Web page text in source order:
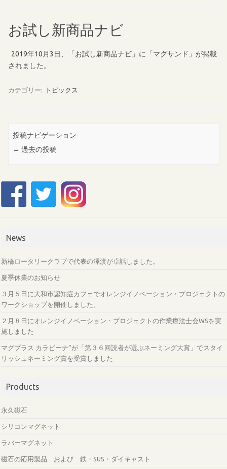
お試し新商品ナビ
2019年10月3日、「お試し新商品ナビ」に「マグサンド」が掲載
されました。
カテゴリー: トピックス
投稿ナビゲーション
← 過去の投稿
News
新橋ロータリークラブで代表の澤渡が卓話しました。
夏季休業のお知らせ
３月５日に大和市認知症カフェでオレンジイノベーション・プロジェクトの
ワークショップを開催しました。
２月８日にオレンジイノベーション・プロジェクトの作業療法士会WSを実
施しました
マグプラス カラビーナ”が「第３６回読者が選ぶネーミング大賞」でスタイ
リッシュネーミング賞を受賞しました
Products
永久磁石
シリコンマグネット
ラバーマグネット
磁石の応用製品 および 鉄・SUS・ダイキャスト